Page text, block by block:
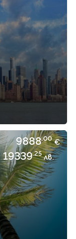
9888.00 €
19339.25 лв.